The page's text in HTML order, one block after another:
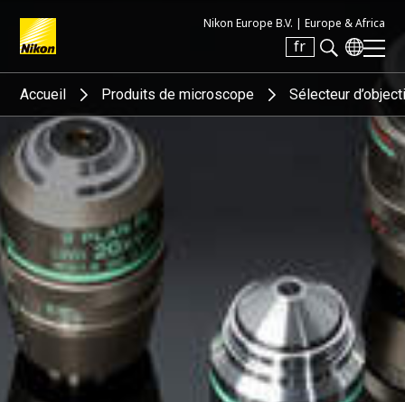
Nikon Europe B.V. | Europe & Africa
fr
Search keyword(s)
Accueil Produits de microscope Sélecteur